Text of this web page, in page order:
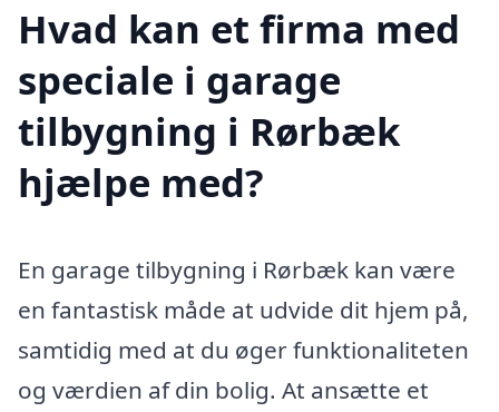
Hvad kan et firma med
speciale i garage
tilbygning i Rørbæk
hjælpe med?
En garage tilbygning i Rørbæk kan være
en fantastisk måde at udvide dit hjem på,
samtidig med at du øger funktionaliteten
og værdien af din bolig. At ansætte et